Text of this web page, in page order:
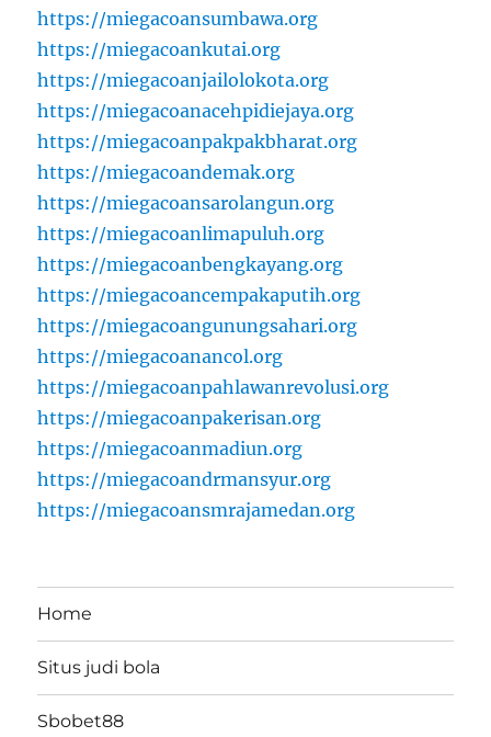
https://miegacoansumbawa.org
https://miegacoankutai.org
https://miegacoanjailolokota.org
https://miegacoanacehpidiejaya.org
https://miegacoanpakpakbharat.org
https://miegacoandemak.org
https://miegacoansarolangun.org
https://miegacoanlimapuluh.org
https://miegacoanbengkayang.org
https://miegacoancempakaputih.org
https://miegacoangunungsahari.org
https://miegacoanancol.org
https://miegacoanpahlawanrevolusi.org
https://miegacoanpakerisan.org
https://miegacoanmadiun.org
https://miegacoandrmansyur.org
https://miegacoansmrajamedan.org
Home
Situs judi bola
Sbobet88